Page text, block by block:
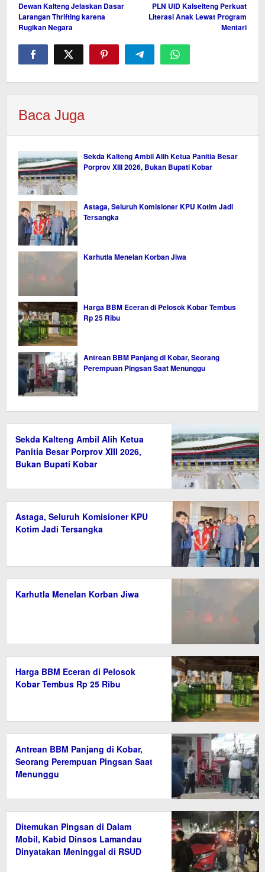
pos
Dewan Kalteng Jelaskan Dasar
Larangan Thrifting karena
Rugikan Negara
PLN UID Kalselteng Perkuat
Literasi Anak Lewat Program
Mentari
Baca Juga
Sekda Kalteng Ambil Alih Ketua Panitia Besar
Porprov XIII 2026, Bukan Bupati Kobar
Astaga, Seluruh Komisioner KPU Kotim Jadi
Tersangka
Karhutla Menelan Korban Jiwa
Harga BBM Eceran di Pelosok Kobar Tembus
Rp 25 Ribu
Antrean BBM Panjang di Kobar, Seorang
Perempuan Pingsan Saat Menunggu
Sekda Kalteng Ambil Alih Ketua
Panitia Besar Porprov XIII 2026,
Bukan Bupati Kobar
Astaga, Seluruh Komisioner KPU
Kotim Jadi Tersangka
Karhutla Menelan Korban Jiwa
Harga BBM Eceran di Pelosok
Kobar Tembus Rp 25 Ribu
Antrean BBM Panjang di Kobar,
Seorang Perempuan Pingsan Saat
Menunggu
Ditemukan Pingsan di Dalam
Mobil, Kabid Dinsos Lamandau
Dinyatakan Meninggal di RSUD